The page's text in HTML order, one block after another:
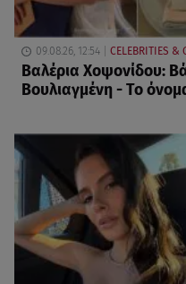
09.08.26, 12:54 CELEBRITIES &
Βαλέρια Χοψονίδου:
Βουλιαγμένη - Το